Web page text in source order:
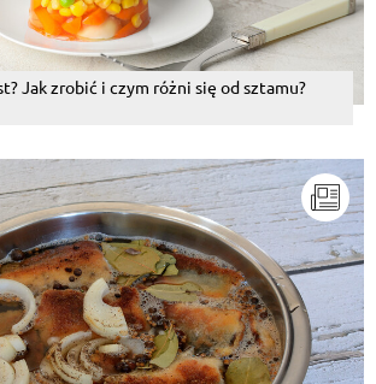
Jak zrobić i czym różni się od sztamu?